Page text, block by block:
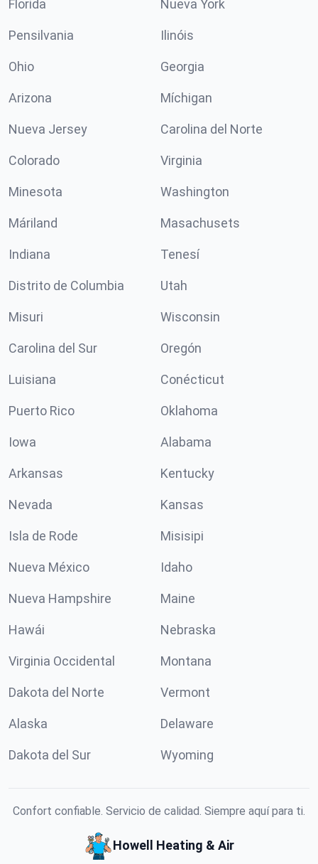
Florida Nueva York
Pensilvania Ilinóis
Ohio Georgia
Arizona Míchigan
Nueva Jersey Carolina del Norte
Colorado Virginia
Minesota Washington
Máriland Masachusets
Indiana Tenesí
Distrito de Columbia Utah
Misuri Wisconsin
Carolina del Sur Oregón
Luisiana Conécticut
Puerto Rico Oklahoma
Iowa Alabama
Arkansas Kentucky
Nevada Kansas
Isla de Rode Misisipi
Nueva México Idaho
Nueva Hampshire Maine
Hawái Nebraska
Virginia Occidental Montana
Dakota del Norte Vermont
Alaska Delaware
Dakota del Sur Wyoming
Confort confiable. Servicio de calidad. Siempre aquí para ti.
Howell Heating & Air